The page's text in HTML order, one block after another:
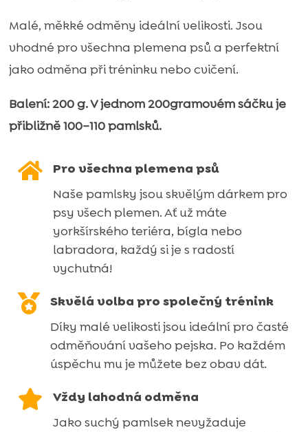
Malé, měkké odměny ideální velikosti. Jsou
vhodné pro všechna plemena psů a perfektní
jako odměna při tréninku nebo cvičení.
Balení: 200 g. V jednom 200gramovém sáčku je
přibližně 100–110 pamlsků.

Pro všechna plemena psů
Naše pamlsky jsou skvělým dárkem pro
psy všech plemen. Ať už máte
yorkšírského teriéra, bígla nebo
labradora, každý si je s radostí
vychutná!

Skvělá volba pro společný trénink
Díky malé velikosti jsou ideální pro časté
odměňování vašeho pejska. Po každém
úspěchu mu je můžete bez obav dát.

Vždy lahodná odměna
Jako suchý pamlsek nevyžaduje